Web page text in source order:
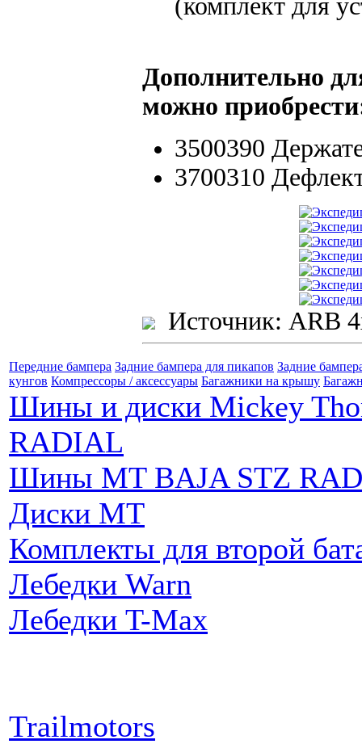
(комплект для
Дополнительно
можно
3500390
3700310
Источник: ARB
Передние бампера Задние бампера для пикапов Задние
кунгов Компрессоры / аксессуары Багажники на крышу
Шины и диски Mickey
RADIAL
Шины MT BAJA STZ
Диски MT
Комплекты для второй
Лебедки Warn
Лебедки T-Max
Trailmotors